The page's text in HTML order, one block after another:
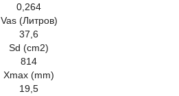
0,264
Vas (Литров)
37,6
Sd (cm2)
814
Xmax (mm)
19,5